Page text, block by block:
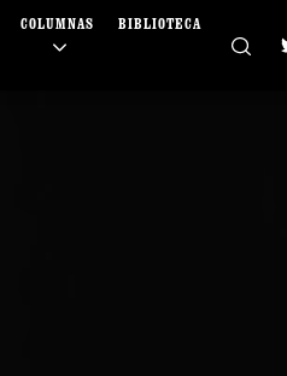
COLUMNAS BIBLIOTECA